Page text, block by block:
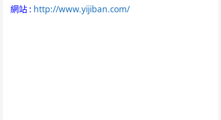
網站 : http://www.yijiban.com/